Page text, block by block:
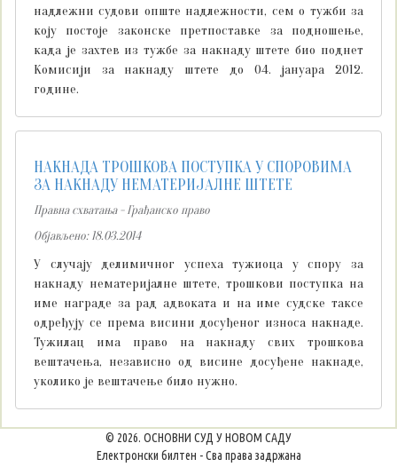
надлежни судови опште надлежности, сем о тужби за
коју постоје законске претпоставке за подношење,
када је захтев из тужбе за накнаду штете био поднет
Комисији за накнаду штете до 04. јануара 2012.
године.
НАКНАДА ТРОШКОВА ПОСТУПКА У СПОРОВИМА
ЗА НАКНАДУ НЕМАТЕРИЈАЛНЕ ШТЕТЕ
Правна схватања - Грађанско право
Објављено: 18.03.2014
У случају делимичног успеха тужиоца у спору за
накнаду нематеријалне штете, трошкови поступка на
име награде за рад адвоката и на име судске таксе
одређују се према висини досуђеног износа накнаде.
Тужилац има право на накнаду свих трошкова
вештачења, независно од висине досуђене накнаде,
уколико је вештачење било нужно.
© 2026. ОСНОВНИ СУД У НОВОМ САДУ
Електронски билтен - Сва права задржана